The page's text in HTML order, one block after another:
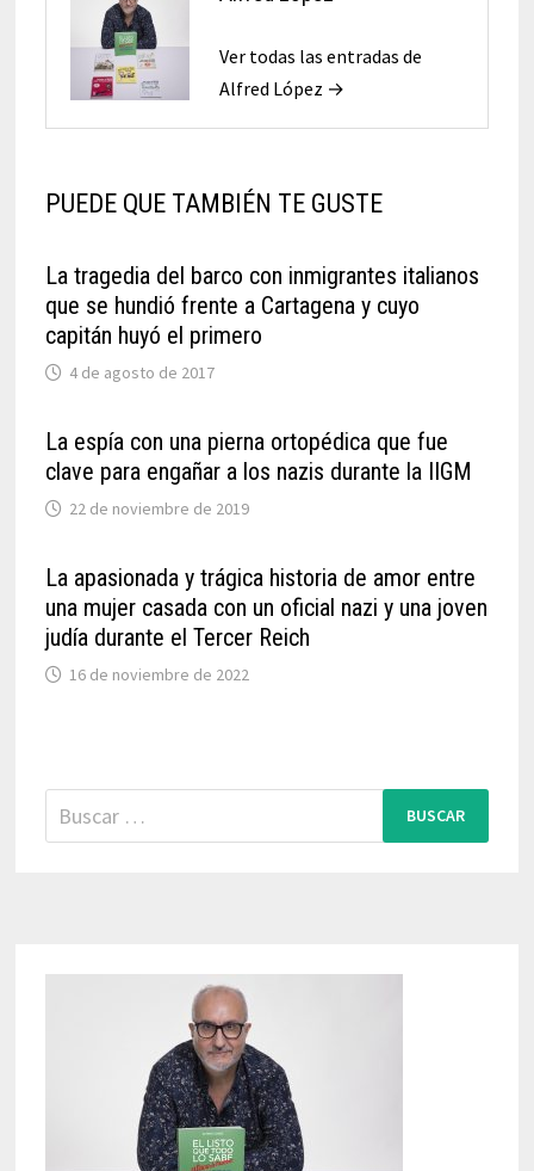
Ver todas las entradas de
Alfred López →
PUEDE QUE TAMBIÉN TE GUSTE
La tragedia del barco con inmigrantes italianos
que se hundió frente a Cartagena y cuyo
capitán huyó el primero
4 de agosto de 2017
La espía con una pierna ortopédica que fue
clave para engañar a los nazis durante la IIGM
22 de noviembre de 2019
La apasionada y trágica historia de amor entre
una mujer casada con un oficial nazi y una joven
judía durante el Tercer Reich
16 de noviembre de 2022
Buscar: